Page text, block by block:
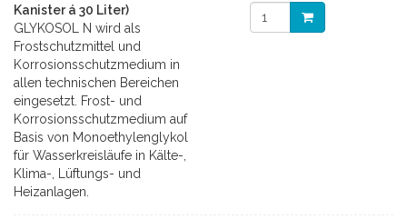
Kanister á 30 Liter)
GLYKOSOL N wird als
Frostschutzmittel und
Korrosionsschutzmedium in
allen technischen Bereichen
eingesetzt. Frost- und
Korrosionsschutzmedium auf
Basis von Monoethylenglykol
für Wasserkreisläufe in Kälte-,
Klima-, Lüftungs- und
Heizanlagen.